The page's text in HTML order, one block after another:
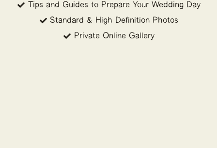
Tips and Guides to Prepare Your Wedding Day
Standard & High Definition Photos
Private Online Gallery